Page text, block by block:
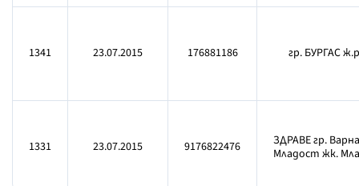
1341 23.07.2015 176881186 гр. БУРГАС
1331 23.07.2015 9176822476
ЗДРАВЕ гр.
Младост жк.